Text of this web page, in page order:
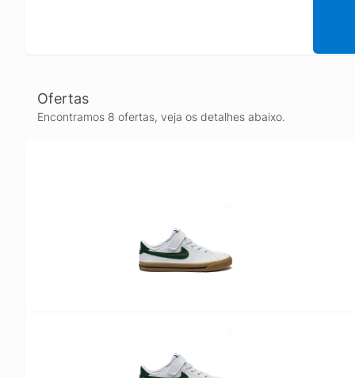
Ofertas
Encontramos 8 ofertas, veja os detalhes abaixo.